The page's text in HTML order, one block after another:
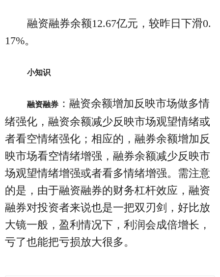
融资融券余额12.67亿元，较昨日下滑0.
17%。
小知识
融资融券：融资余额增加反映市场做多情
绪强化，融资余额减少反映市场观望情绪或
者看空情绪强化；相应的，融券余额增加反
映市场看空情绪增强，融券余额减少反映市
场观望情绪增强或者看多情绪增强。需注意
的是，由于融资融券的财务杠杆效应，融资
融券对投资者来说也是一把双刃剑，好比放
大镜一般，盈利情况下，利润会成倍增长，
亏了也能把亏损放大很多。